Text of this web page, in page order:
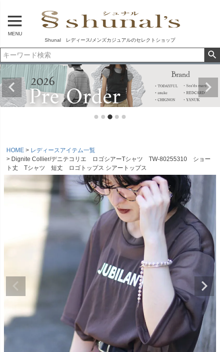
MENU
Shunal レディース/メンズカジュアルのセレクトショップ
HOME
レディースアイテム一覧
Dignite Collier/デニテコリエ ロゴシアーTシャツ TW-80255310 ショー
ト丈 Tシャツ 短丈 ロゴトップス シアートップス